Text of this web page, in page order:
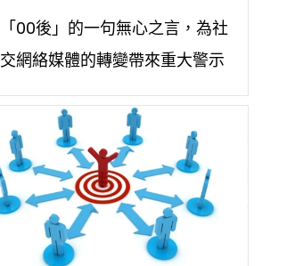
「00後」的一句無心之言，為社
交網絡媒體的轉變帶來重大警示